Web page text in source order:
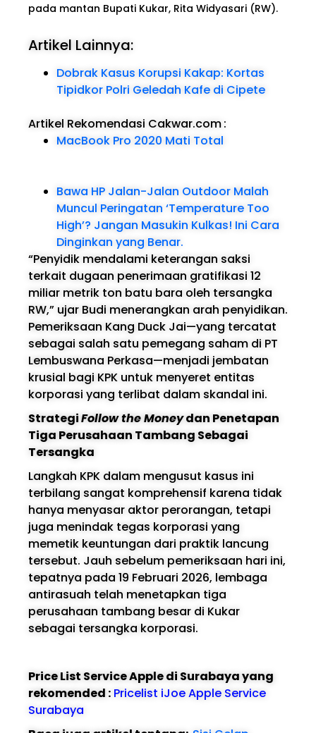
pada mantan Bupati Kukar, Rita Widyasari (RW).
Artikel Lainnya:
Dobrak Kasus Korupsi Kakap: Kortas
Tipidkor Polri Geledah Kafe di Cipete
Artikel Rekomendasi Cakwar.com:
MacBook Pro 2020 Mati Total
Bawa HP Jalan-Jalan Outdoor Malah
Muncul Peringatan ‘Temperature Too
High’? Jangan Masukin Kulkas! Ini Cara
Dinginkan yang Benar.
“Penyidik mendalami keterangan saksi
terkait dugaan penerimaan gratifikasi 12
miliar metrik ton batu bara oleh tersangka
RW,” ujar Budi menerangkan arah penyidikan.
Pemeriksaan Kang Duck Jai—yang tercatat
sebagai salah satu pemegang saham di PT
Lembuswana Perkasa—menjadi jembatan
krusial bagi KPK untuk menyeret entitas
korporasi yang terlibat dalam skandal ini.
StrategiFollow the Moneydan Penetapan
Tiga Perusahaan Tambang Sebagai
Tersangka
Langkah KPK dalam mengusut kasus ini
terbilang sangat komprehensif karena tidak
hanya menyasar aktor perorangan, tetapi
juga menindak tegas korporasi yang
memetik keuntungan dari praktik lancung
tersebut. Jauh sebelum pemeriksaan hari ini,
tepatnya pada 19 Februari 2026, lembaga
antirasuah telah menetapkan tiga
perusahaan tambang besar di Kukar
sebagai tersangka korporasi.
Price List Service Apple di Surabaya yang
rekomended : Pricelist iJoe Apple Service
Surabaya